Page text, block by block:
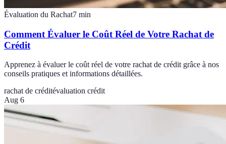
Évaluation du Rachat7 min
Comment Évaluer le Coût Réel de Votre Rachat de
Crédit
Apprenez à évaluer le coût réel de votre rachat de crédit grâce à nos
conseils pratiques et informations détaillées.
rachat de créditévaluation crédit
Aug 6